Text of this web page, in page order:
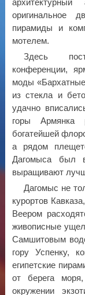
оригинальное
пирамиды и
мотелем.
Здесь
конференции,
моды
из стекла и
удачно
горы Армянка
богатейшей
а рядом
Дагомыса был
выращивают
Дагомыс не
курортов
Веером
живописные
Самшитовым
гору Успенку,
египетские
от берега
окружении